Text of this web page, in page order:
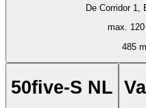
De Corridor 1,
max.
485 m
50five-S NL